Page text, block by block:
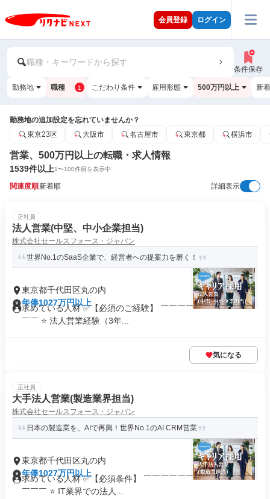
会員登録 ログイン
職種・キーワードから探す
条件保存
勤務地 職種 1 こだわり条件 雇用形態 500万円以上 新
勤務地の追加設定を忘れていませんか？
東京23区
大阪市 名古屋市 東京都 横浜市
営業、500万円以上の転職・求人情報
1539件以上1〜100件目を表示中
関連度順新着順 詳細表示
正社員
法人営業(中堅、中小企業担当)
株式会社セールスフォース・ジャパン
世界No.1のSaaS企業で、経営者への提案力を磨く！
東京都千代田区丸の内
年俸1027万円以上
求めている人材 ✅【必須のご経験】 ￣￣￣￣￣￣￣￣￣￣￣
￣￣ ⭐ 法人営業経験（3年...
気になる
正社員
大手法人営業(製造業界担当)
株式会社セールスフォース・ジャパン
日本の製造業を、AIで再興！世界No.1のAI CRM営業
東京都千代田区丸の内
年俸1027万円以上
求めている人材 ✅【必須条件】 ￣￣￣￣￣￣￣￣￣￣￣￣￣
￣￣￣ ⭐ IT業界での法人...